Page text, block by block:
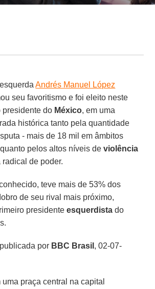
Andrés Manuel López
seu favoritismo e foi eleito neste
presidente do México, em uma
histórica tanto pela quantidade
- mais de 18 mil em âmbitos
pelos altos níveis deviolência
de poder.
teve mais de 53% dos
de seu rival mais próximo,
presidenteesquerdista do
por BBC Brasil , 02-07-
praça central na capital